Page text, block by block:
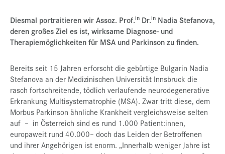
Diesmal portraitieren wir Assoz. Prof.in Dr.in Nadia Stefanova,
deren großes Ziel es ist, wirksame Diagnose- und
Therapiemöglichkeiten für MSA und Parkinson zu finden.
Bereits seit 15 Jahren erforscht die gebürtige Bulgarin Nadia
Stefanova an der Medizinischen Universität Innsbruck die
rasch fortschreitende, tödlich verlaufende neurodegenerative
Erkrankung Multisystematrophie (MSA). Zwar tritt diese, dem
Morbus Parkinson ähnliche Krankheit vergleichsweise selten
auf – in Österreich sind es rund 1.000 Patient:innen,
europaweit rund 40.000– doch das Leiden der Betroffenen
und ihrer Angehörigen ist enorm. „Innerhalb weniger Jahre ist